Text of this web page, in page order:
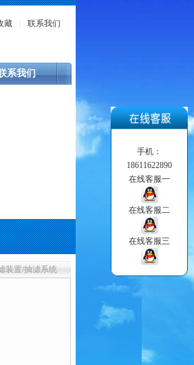
藏 联系我们
系我们
装置/抽滤系统
手机：
18611622890
在线客服一
在线客服二
在线客服三